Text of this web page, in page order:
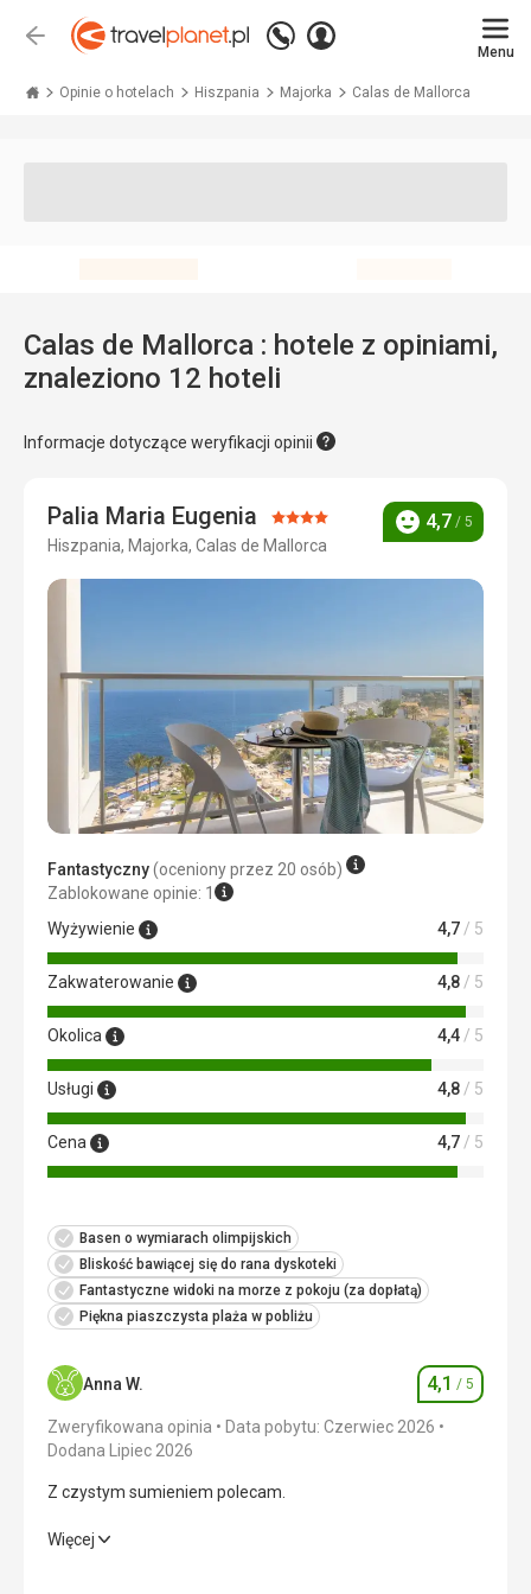
Wstecz
Zadzwoń
+48 71 771 76 55
Zaloguj
Menu
Opinie o hotelach Hiszpania Majorka Calas de Mallorca
Calas de Mallorca : hotele z opiniami,
znaleziono 12 hoteli
Informacje dotyczące weryfikacji opinii
Palia Maria Eugenia Ocena:
4/5
Hiszpania, Majorka, Calas de Mallorca
Ocena
4,7 / 5
Fantastyczny(oceniony przez 20 osób)
Zablokowane opinie: 1
Wyżywienie
4,7 / 5
Zakwaterowanie 4,8 / 5
Okolica 4,4 / 5
Usługi 4,8 / 5
Cena 4,7 / 5
Basen o wymiarach olimpijskich
Bliskość bawiącej się do rana dyskoteki
Fantastyczne widoki na morze z pokoju (za dopłatą)
Piękna piaszczysta plaża w pobliżu
Anna W. Ocena
4,1 / 5
Zweryfikowana opinia
Data pobytu: Czerwiec 2026
Dodana Lipiec 2026
Z czystym sumieniem polecam.
Z czystym sumieniem polecam.
Więcej